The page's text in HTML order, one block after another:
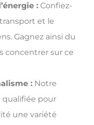
: Confiez-
et le
Gagnez ainsi du
concentrer sur ce
: Notre
pour
une variété